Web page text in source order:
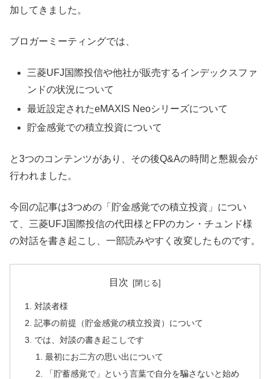
加してきました。
ブロガーミーティングでは、
三菱UFJ国際投信や他社が販売するインデックスファ
ンドの状況について
最近設定されたeMAXIS Neoシリーズについて
貯金感覚での積立投資について
と3つのコンテンツがあり、その後Q&Aの時間と懇親会が
行われました。
今回の記事は3つめの「貯金感覚での積立投資」につい
て、三菱UFJ国際投信の代田様とFPのカン・チュンド様
の対話を書き起こし、一部読みやすく改変したものです。
目次
対談者様
記事の前提（貯金感覚の積立投資）について
では、対談の書き起こしです
最初にお二方の思い出について
「貯蓄感覚で」という言葉で自分を騙さないと始め